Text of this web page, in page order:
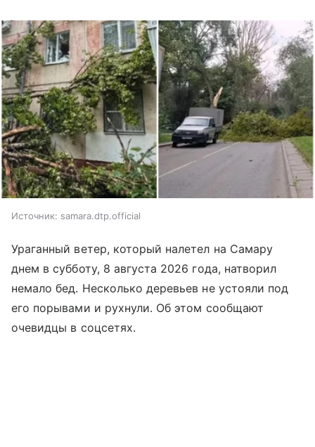
Источник: samara.dtp.official
Ураганный ветер, который налетел на Самару
днем в субботу, 8 августа 2026 года, натворил
немало бед. Несколько деревьев не устояли под
его порывами и рухнули. Об этом сообщают
очевидцы в соцсетях.